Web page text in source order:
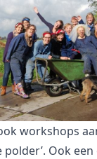
workshops
polder’. Ook